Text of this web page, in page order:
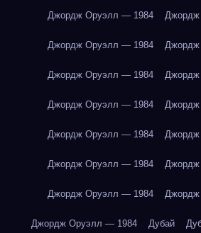
Джордж Оруэлл — 1984
Джордж Оруэлл — 1984
Джордж Оруэлл — 1984
Джордж Оруэлл — 1984
Джордж Оруэлл — 1984
Джордж Оруэлл — 1984
Джордж Оруэлл — 1984
Джордж Оруэлл — 1984 Дубай